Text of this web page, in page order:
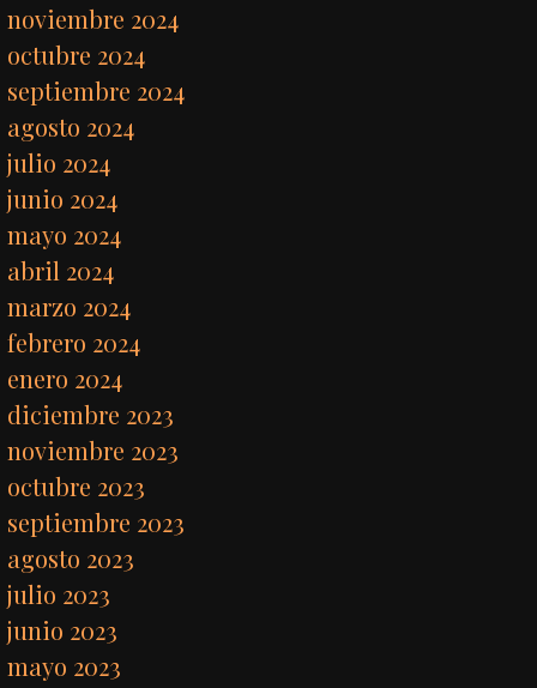
noviembre 2024
octubre 2024
septiembre 2024
agosto 2024
julio 2024
junio 2024
mayo 2024
abril 2024
marzo 2024
febrero 2024
enero 2024
diciembre 2023
noviembre 2023
octubre 2023
septiembre 2023
agosto 2023
julio 2023
junio 2023
mayo 2023